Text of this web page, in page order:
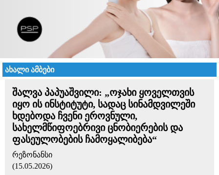
ახალი ამბები
შალვა პაპუაშვილი: „ოჯახი ყოველთვის
იყო ის ინსტიტუტი, სადაც სინამდვილეში
ხდებოდა ჩვენი ეროვნული,
სახელმწიფოებრივი ცნობიერების და
ფასეულობების ჩამოყალიბება“
რეზონანსი
(15.05.2026)